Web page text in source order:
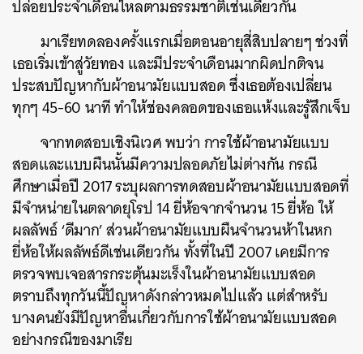
ปล่อยประจำเดือนไหลตามธรรมชาติเช่นเดียวกัน
มาเรียทดลองครั้งแรกเมื่อตอนอายุสี่สิบปลายๆ ช่วงที่
เธอเริ่มเข้าสู่วัยทอง และมีประจำเดือนมากผิดปกติจน
ประสบปัญหากับผ้าอนามัยแบบสอด ซึ่งเธอต้องเปลี่ยน
ทุกๆ 45-60 นาที ทำให้ช่องคลอดของเธอแห้งและรู้สึกเจ็บ
จากทดสอบเชิงนิเวศ พบว่า การใช้ผ้าอนามัยแบบ
สอดและแบบผืนนั้นมีความปลอดภัยไม่ต่างกัน กรณี
ศึกษาเมื่อปี 2017 ระบุผลการทดสอบผ้าอนามัยแบบสอดที่
มีจำหน่ายในตลาดยุโรป 14 ยี่ห้อจากจำนวน 15 ยี่ห้อ ให้
ผลลัพธ์ ‘ดีมาก’ ส่วนผ้าอนามัยแบบผืนจำนวนห้าในหก
ยี่ห้อให้ผลลัพธ์ดีเช่นเดียวกัน ทั้งที่ในปี 2007 เคยมีการ
ตรวจพบเจอสารกระตุ้นมะเร็งในผ้าอนามัยแบบสอด
ตราบถึงทุกวันนี้ปัญหาดังกล่าวหมดไปแล้ว แต่สำหรับ
บางคนยังมีปัญหาอื่นเกี่ยวกับการใช้ผ้าอนามัยแบบสอด
อย่างกรณีของมาเรีย
ค้นหา
SHARE TWEET LINE EMAIL